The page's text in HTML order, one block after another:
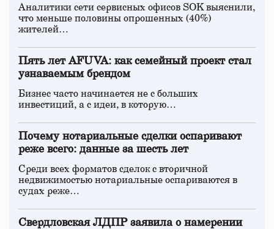
Аналитики сети сервисных офисов SOK выяснили,
что меньше половины опрошенных (40%)
жителей…
Пять лет AFUVA: как семейный проект стал
узнаваемым брендом
Бизнес часто начинается не с больших
инвестиций, а с идеи, в которую…
Почему нотариальные сделки оспаривают
реже всего: данные за шесть лет
Среди всех форматов сделок с вторичной
недвижимостью нотариальные оспариваются в
судах реже…
Свердловская ЛДПР заявила о намерении